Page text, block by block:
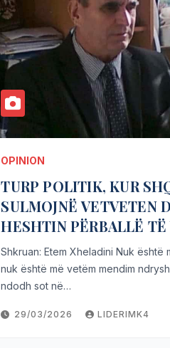
OPINION
TURP POLITIK, KUR
SULMOJNË VETVETEN
HESHTIN PËRBALLË TË
Shkruan: Etem Xheladini Nuk është
nuk është më vetëm mendim
ndodh sot në…
29/03/2026 LIDERIMK4